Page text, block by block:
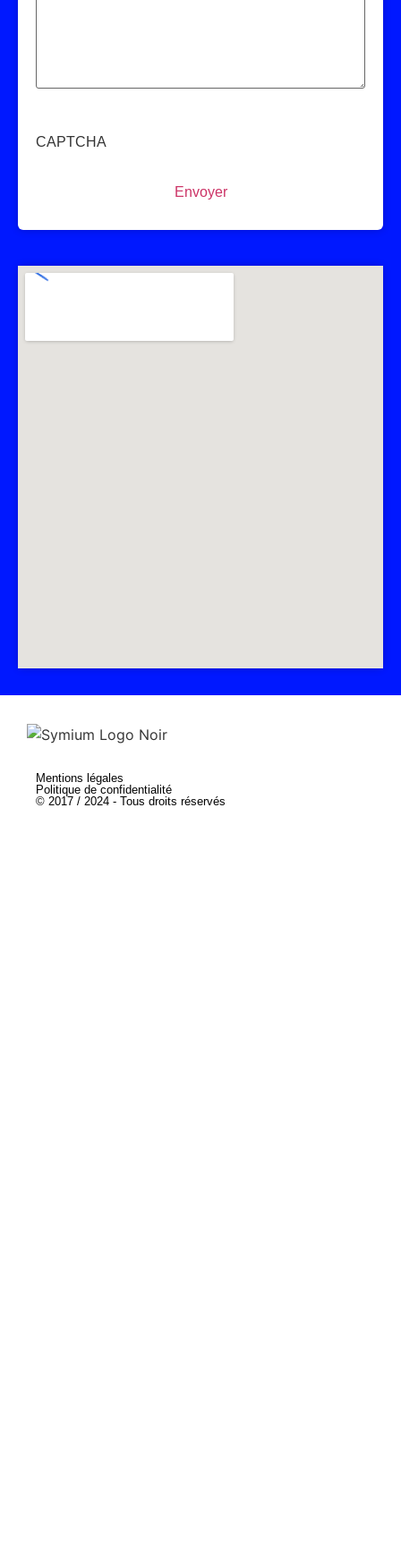
CAPTCHA
Mentions légales
Politique de confidentialité
© 2017 / 2024 - Tous droits réservés